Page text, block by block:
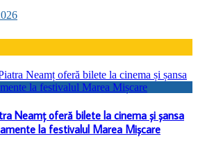
Neamț oferă bilete la cinema și șansa
la festivalul Marea Mișcare